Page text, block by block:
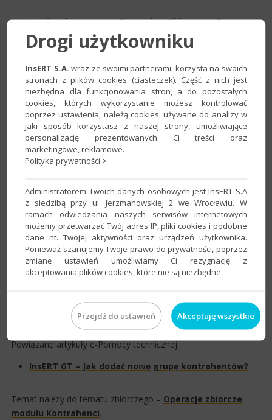
​2. Wybrać z górnego menuOperacje – Zbiorcze – Grupy –
Zmień grupę,​a następnie wybrać grupę z dostępnych na liście
lub utworzyć nową. Grupy pobierane są z modułu
Administracja – Słowniki – Grupy kontrahentów
Powiązane artykuły e-Pomocy technicznej:
InsERT GT – Jak dodać nowę grupę kontrahentów?​
Temat należy do tematu zbiorczego – Operacje zbiorcze
modułu Kontrahenci. ​ ​
Drogi użytkowniku
InsERT S.A. wraz ze swoimi partnerami, korzysta na swoich
stronach z plików cookies (ciasteczek). Część z nich jest
niezbędna dla funkcjonowania stron, a do pozostałych
cookies, których wykorzystanie możesz kontrolować
poprzez ustawienia, należą cookies: używane do analizy w
jaki sposób korzystasz z naszej strony, umożliwiające
personalizację prezentowanych Ci treści oraz
marketingowe, reklamowe.
Polityka prywatności >
Administratorem Twoich danych osobowych jest InsERT S.A
z siedzibą przy ul. Jerzmanowskiej 2 we Wrocławiu. W
ramach odwiedzania naszych serwisów internetowych
możemy przetwarzać Twój adres IP, pliki cookies i podobne
dane nt. Twojej aktywności oraz urządzeń użytkownika.
Ponieważ szanujemy Twoje prawo do prywatności, poprzez
zmianę ustawień umożliwiamy Ci rezygnację z
akceptowania plików cookies, które nie są niezbędne.
Przejdź do ustawień Akceptuję wszystkie